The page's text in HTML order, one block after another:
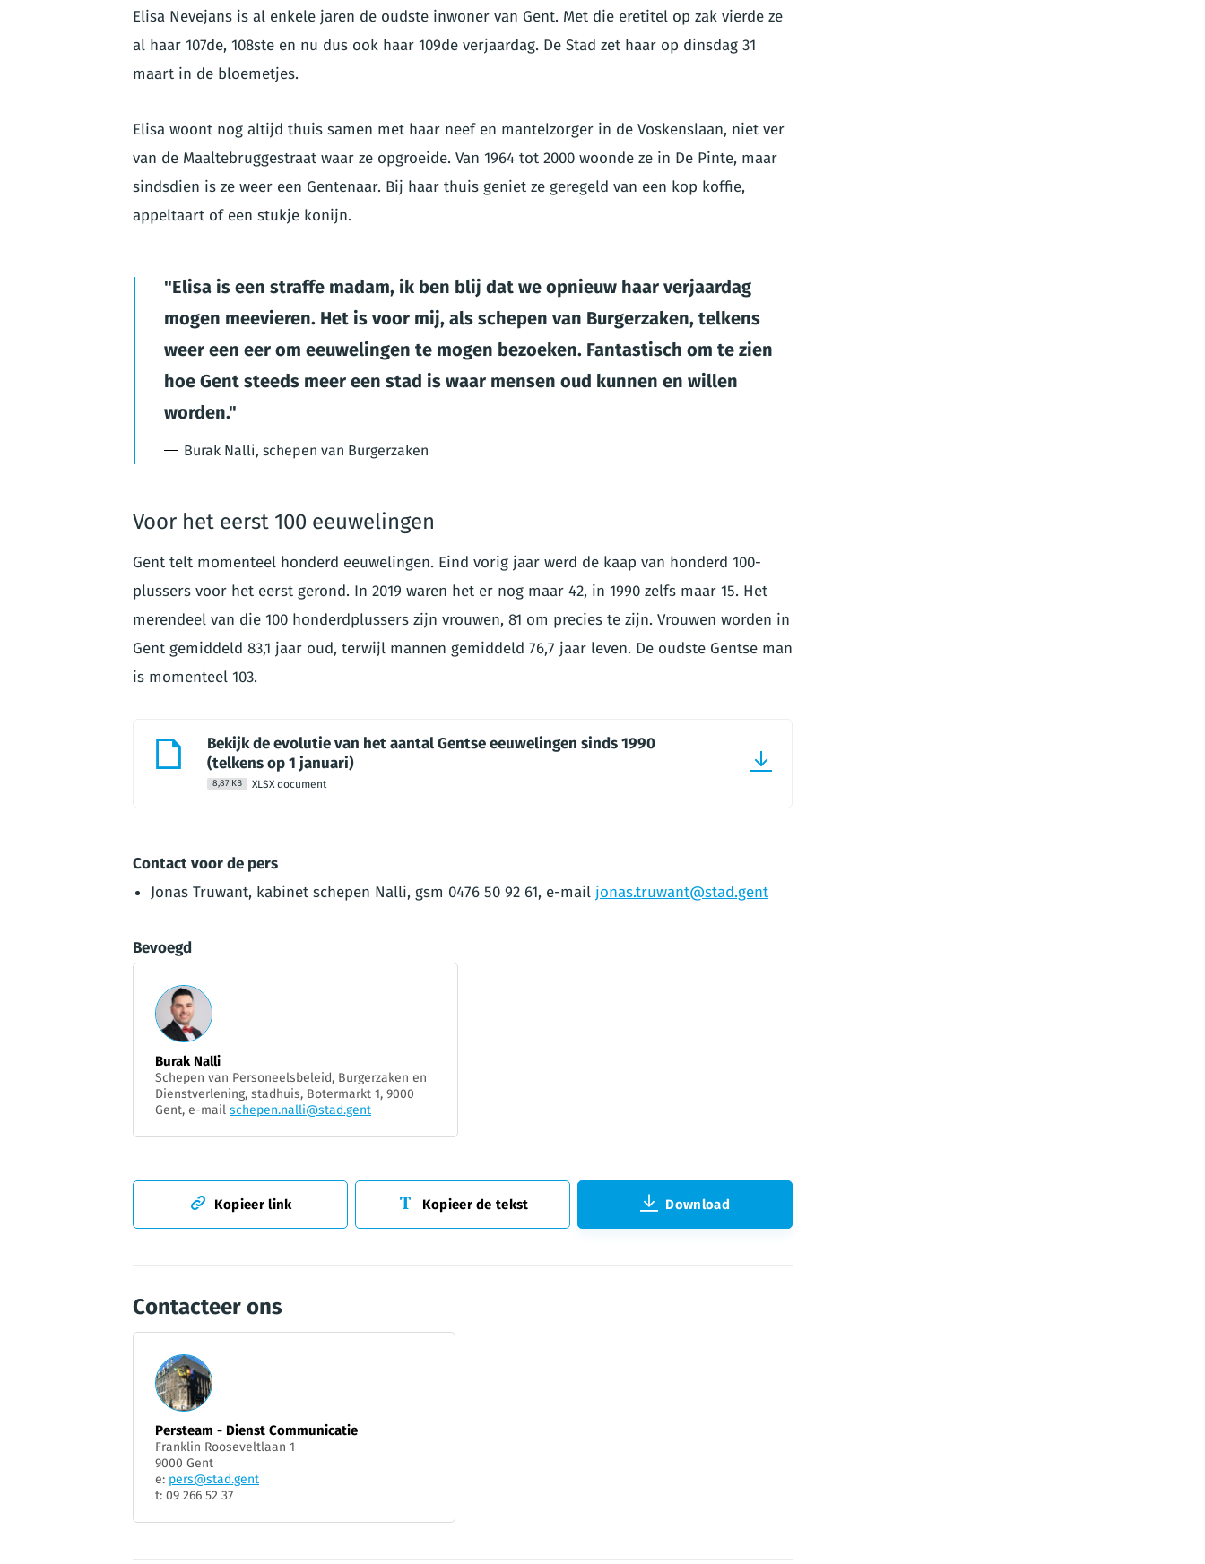
Elisa Nevejans is al enkele jaren de oudste inwoner van Gent. Met die eretitel op zak vierde ze
al haar 107de, 108ste en nu dus ook haar 109de verjaardag. De Stad zet haar op dinsdag 31
maart in de bloemetjes.
Elisa woont nog altijd thuis samen met haar neef en mantelzorger in de Voskenslaan, niet ver
van de Maaltebruggestraat waar ze opgroeide. Van 1964 tot 2000 woonde ze in De Pinte, maar
sindsdien is ze weer een Gentenaar. Bij haar thuis geniet ze geregeld van een kop koffie,
appeltaart of een stukje konijn.
Elisa is een straffe madam, ik ben blij dat we opnieuw haar verjaardag
mogen meevieren. Het is voor mij, als schepen van Burgerzaken, telkens
weer een eer om eeuwelingen te mogen bezoeken. Fantastisch om te zien
hoe Gent steeds meer een stad is waar mensen oud kunnen en willen
worden.
Burak Nalli, schepen van Burgerzaken
Voor het eerst 100 eeuwelingen
Gent telt momenteel honderd eeuwelingen. Eind vorig jaar werd de kaap van honderd 100-
plussers voor het eerst gerond. In 2019 waren het er nog maar 42, in 1990 zelfs maar 15. Het
merendeel van die 100 honderdplussers zijn vrouwen, 81 om precies te zijn. Vrouwen worden in
Gent gemiddeld 83,1 jaar oud, terwijl mannen gemiddeld 76,7 jaar leven. De oudste Gentse man
is momenteel 103.
Bekijk de evolutie van het aantal Gentse eeuwelingen sinds 1990
(telkens op 1 januari)
8,87 KB XLSX document
Contact voor de pers
Jonas Truwant, kabinet schepen Nalli, gsm 0476 50 92 61, e-mail jonas.truwant@stad.gent
Bevoegd
Burak Nalli
Schepen van Personeelsbeleid, Burgerzaken en
Dienstverlening, stadhuis, Botermarkt 1, 9000
Gent, e-mail schepen.nalli@stad.gent
Kopieer link Kopieer de tekst Download
Contacteer ons
Persteam - Dienst Communicatie
Franklin Rooseveltlaan 1
9000 Gent
e: pers@stad.gent
t: 09 266 52 37